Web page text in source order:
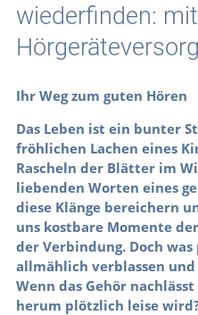
wiederfinden:
Ihr Weg zum guten Hören
Das Leben ist ein bunter
fröhlichen Lachen eines
Rascheln der Blätter im
liebenden Worten eines
diese Klänge bereichern
uns kostbare Momente
der Verbindung. Doch
allmählich verblassen
Wenn das Gehör
herum plötzlich leise